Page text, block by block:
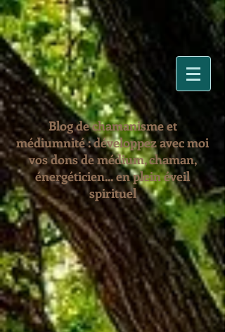
Blog de chamanisme et
médiumnité : développez avec moi
vos dons de médium, chaman,
énergéticien... en plein éveil
spirituel